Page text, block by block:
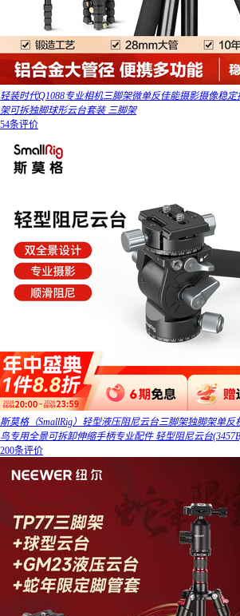
轻装时代Q1088专业相机三脚架微单反佳能摄影摄像稳
架可拆独脚球形云台套装 三脚架
54条评价
斯莫格（SmallRig）轻型液压阻尼云台三脚架独脚架单
鸟专用全景可拆卸伸缩手柄专业配件 轻型阻尼云台
200条评价